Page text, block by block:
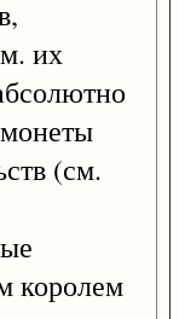
их
(см.
королем